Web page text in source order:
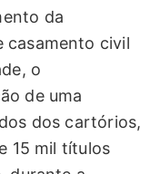
da
casamento civil
o
de uma
dos cartórios,
15 mil títulos